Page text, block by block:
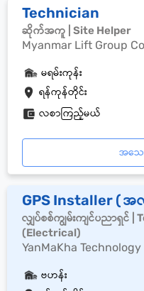
Technician
ဆိုက်အကူ | Site Helper
Myanmar Lift Group
ရန်ကုန်တိုင်း
မရမ်းကုန်း
လစာကြည့်မယ်
အသေ
GPS Installer (
လျှပ်စစ်ကျွမ်းကျင်ပညာရှင် |
(Electrical)
YanMaKha Technology
ဗဟန်း